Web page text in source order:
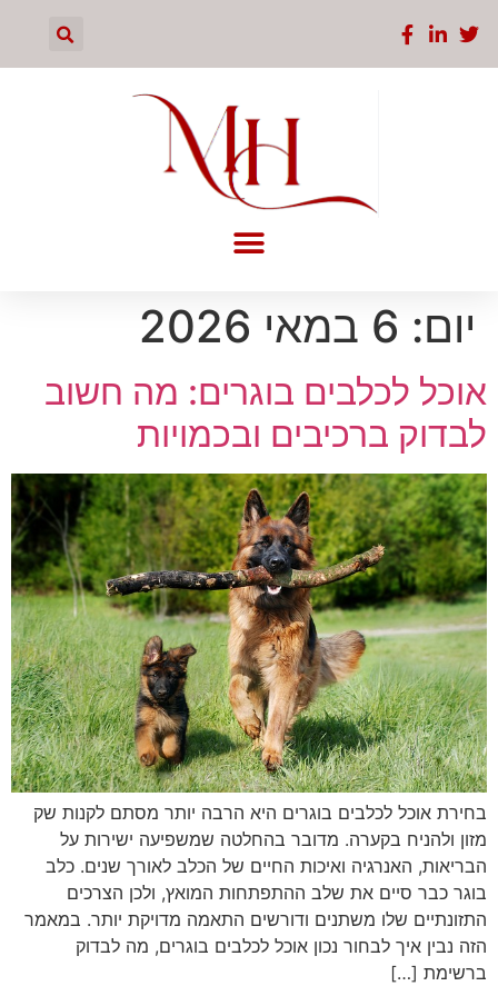
יום: 6 במאי 2026
אוכל לכלבים בוגרים: מה חשוב
לבדוק ברכיבים ובכמויות
בחירת אוכל לכלבים בוגרים היא הרבה יותר מסתם לקנות שק
מזון ולהניח בקערה. מדובר בהחלטה שמשפיעה ישירות על
הבריאות, האנרגיה ואיכות החיים של הכלב לאורך שנים. כלב
בוגר כבר סיים את שלב ההתפתחות המואץ, ולכן הצרכים
התזונתיים שלו משתנים ודורשים התאמה מדויקת יותר. במאמר
הזה נבין איך לבחור נכון אוכל לכלבים בוגרים, מה לבדוק
ברשימת […]